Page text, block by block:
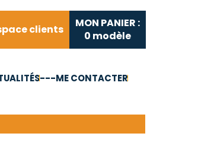
clients
MON PANIER :
0 modèle
---ME CONTACTER